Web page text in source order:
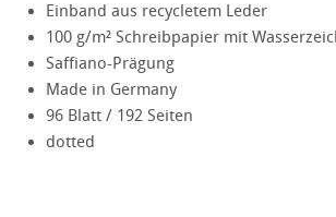
Einband aus recycletem Leder
100 g/m² Schreibpapier mit
Saffiano-Prägung
Made in Germany
96 Blatt / 192 Seiten
dotted